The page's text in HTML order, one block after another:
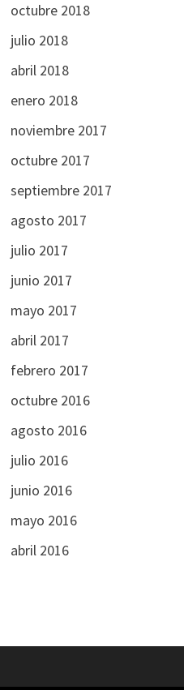
octubre 2018
julio 2018
abril 2018
enero 2018
noviembre 2017
octubre 2017
septiembre 2017
agosto 2017
julio 2017
junio 2017
mayo 2017
abril 2017
febrero 2017
octubre 2016
agosto 2016
julio 2016
junio 2016
mayo 2016
abril 2016